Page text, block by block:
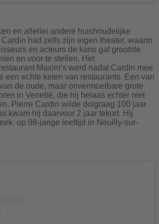
en allerlei andere huishoudelijke
had zelfs zijn eigen theater, waarin
en acteurs de kans gaf grootste
en voor te stellen. Het
Maxim’s werd nadat Cardin mee
een echte keten van restaurants. Een van
de oude, maar onvermoeibare grote
in Venetië, die hij helaas echter niet
Pierre Cardin wilde dolgraag 100 jaar
kwam hij daarvoor 2 jaar tekort. Hij
op 98-jarige leeftijd in Neuilly-sur-